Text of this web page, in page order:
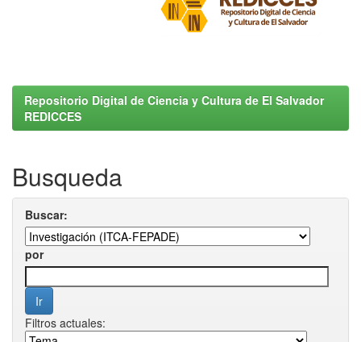
Repositorio Digital de Ciencia y Cultura de El Salvador
REDICCES
Busqueda
Buscar:
por
Filtros actuales: